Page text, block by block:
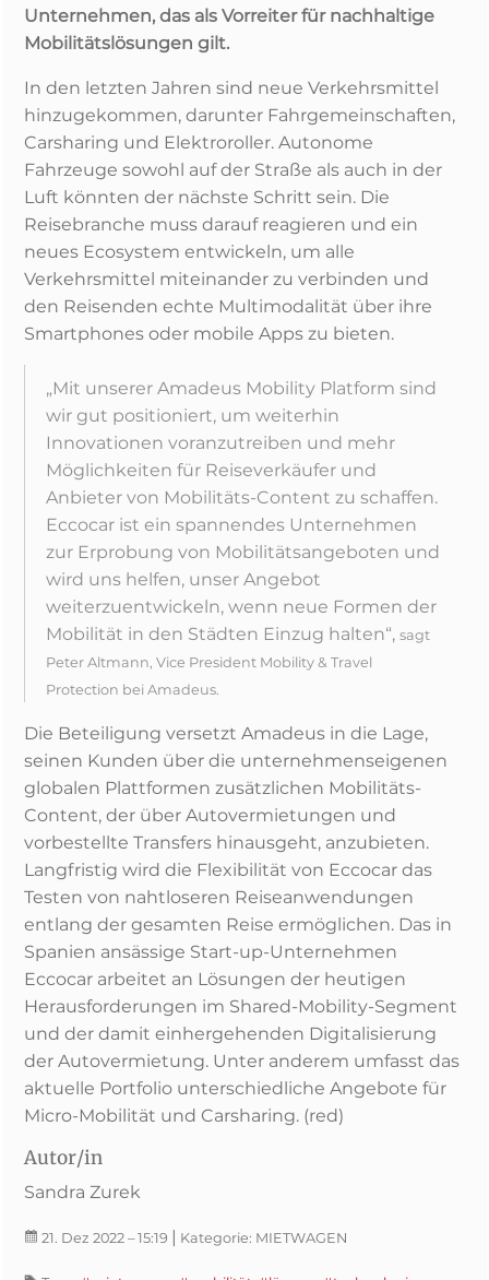
Unternehmen, das als Vorreiter für nachhaltige
Mobilitätslösungen gilt.
In den letzten Jahren sind neue Verkehrsmittel
hinzugekommen, darunter Fahrgemeinschaften,
Carsharing und Elektroroller. Autonome
Fahrzeuge sowohl auf der Straße als auch in der
Luft könnten der nächste Schritt sein. Die
Reisebranche muss darauf reagieren und ein
neues Ecosystem entwickeln, um alle
Verkehrsmittel miteinander zu verbinden und
den Reisenden echte Multimodalität über ihre
Smartphones oder mobile Apps zu bieten.
„Mit unserer Amadeus Mobility Platform sind
wir gut positioniert, um weiterhin
Innovationen voranzutreiben und mehr
Möglichkeiten für Reiseverkäufer und
Anbieter von Mobilitäts-Content zu schaffen.
Eccocar ist ein spannendes Unternehmen
zur Erprobung von Mobilitätsangeboten und
wird uns helfen, unser Angebot
weiterzuentwickeln, wenn neue Formen der
Mobilität in den Städten Einzug halten“, sagt
Peter Altmann, Vice President Mobility & Travel
Protection bei Amadeus.
Die Beteiligung versetzt Amadeus in die Lage,
seinen Kunden über die unternehmenseigenen
globalen Plattformen zusätzlichen Mobilitäts-
Content, der über Autovermietungen und
vorbestellte Transfers hinausgeht, anzubieten.
Langfristig wird die Flexibilität von Eccocar das
Testen von nahtloseren Reiseanwendungen
entlang der gesamten Reise ermöglichen. Das in
Spanien ansässige Start-up-Unternehmen
Eccocar arbeitet an Lösungen der heutigen
Herausforderungen im Shared-Mobility-Segment
und der damit einhergehenden Digitalisierung
der Autovermietung. Unter anderem umfasst das
aktuelle Portfolio unterschiedliche Angebote für
Micro-Mobilität und Carsharing. (red)
Autor/in
Sandra Zurek
21. Dez 2022 – 15:19 | Kategorie: MIETWAGEN